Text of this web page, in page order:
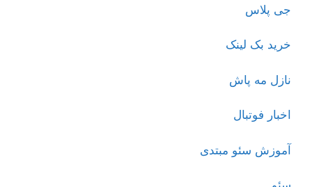
جی پلاس
خرید بک لینک
نازل مه پاش
اخبار فوتبال
آموزش سئو مبتدی